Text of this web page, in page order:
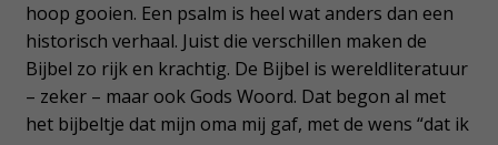
hoop gooien. Een psalm is heel wat anders dan een
historisch verhaal. Juist die verschillen maken de
Bijbel zo rijk en krachtig. De Bijbel is wereldliteratuur
– zeker – maar ook Gods Woord. Dat begon al met
het bijbeltje dat mijn oma mij gaf, met de wens “dat ik